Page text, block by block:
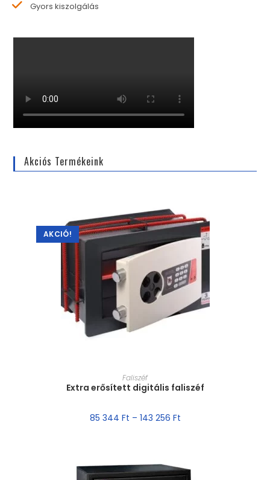
Gyors kiszolgálás
Akciós Termékeink
AKCIÓ!
MÉRET VÁLASZTÁSA
Faliszéf
Extra erősített digitális faliszéf
85 344 Ft – 143 256 Ft